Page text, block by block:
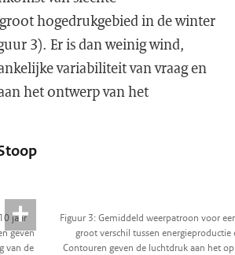
hogedrukgebied in de winter
3). Er is dan weinig wind,
variabiliteit van vraag en
het ontwerp van het
jaar
geven
van de
Figuur 3: Gemiddeld weerpatroon voor
groot verschil tussen energieproductie
Contouren geven de luchtdruk aan het